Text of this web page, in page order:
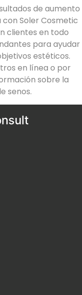
de aumento
Soler Cosmetic
clientes en todo
para ayudar
estéticos.
en línea o por
sobre la
senos.